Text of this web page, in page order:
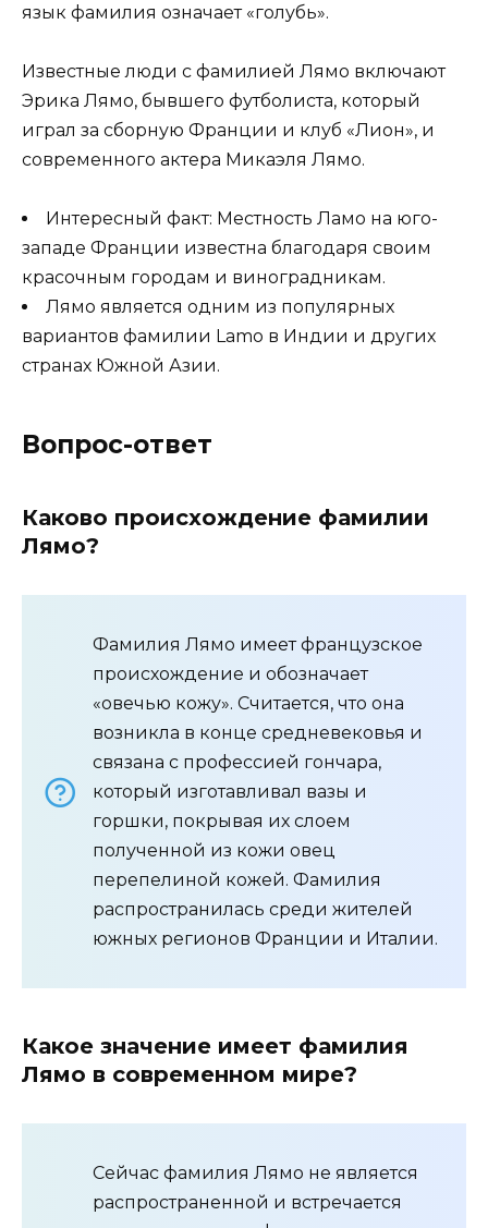
язык фамилия означает «голубь».
Известные люди с фамилией Лямо включают
Эрика Лямо, бывшего футболиста, который
играл за сборную Франции и клуб «Лион», и
современного актера Микаэля Лямо.
Интересный факт: Местность Ламо на юго-
западе Франции известна благодаря своим
красочным городам и виноградникам.
Лямо является одним из популярных
вариантов фамилии Lamo в Индии и других
странах Южной Азии.
Вопрос-ответ
Каково происхождение фамилии
Лямо?
Фамилия Лямо имеет французское
происхождение и обозначает
«овечью кожу». Считается, что она
возникла в конце средневековья и
связана с профессией гончара,
который изготавливал вазы и
горшки, покрывая их слоем
полученной из кожи овец
перепелиной кожей. Фамилия
распространилась среди жителей
южных регионов Франции и Италии.
Какое значение имеет фамилия
Лямо в современном мире?
Сейчас фамилия Лямо не является
распространенной и встречается